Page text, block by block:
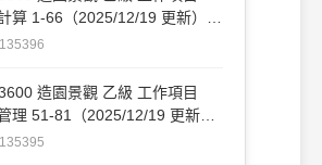
算 1-66（2025/12/19 更新）
造園景觀 乙級 工作項目
理 51-81（2025/12/19 更新）